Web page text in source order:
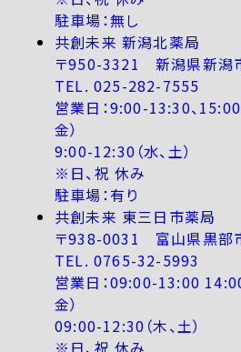
駐車場：無し
共創未来 新潟北薬局
〒950-3321 新潟県新潟
TEL. 025-282-7555
営業日：9:00-13:30、15:00-
金）
9:00-12:30（水、土）
※日、祝 休み
駐車場：有り
共創未来 東三日市薬局
〒938-0031 富山県黒部
TEL. 0765-32-5993
営業日：09:00-13:00
金）
09:00-12:30（木、土）